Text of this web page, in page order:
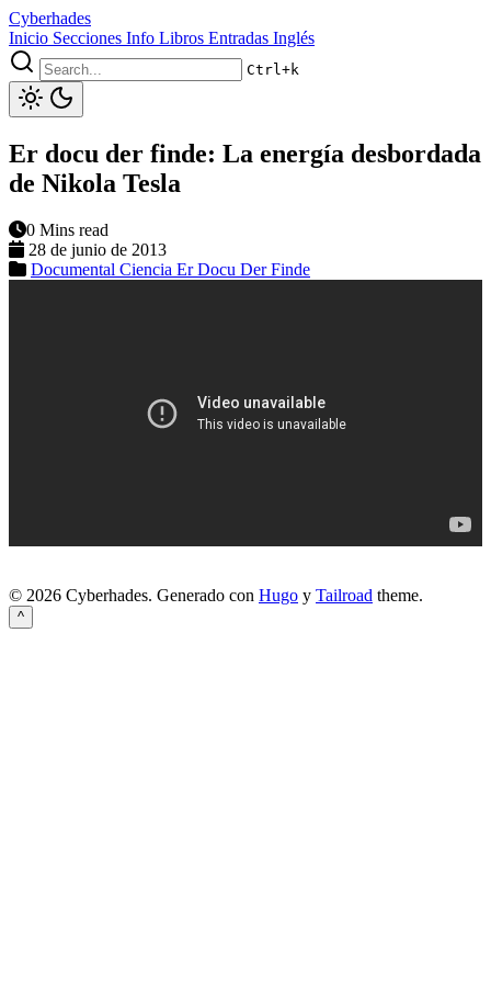
Cyberhades
Inicio Secciones Info Libros Entradas Inglés
Ctrl+k
Er docu der finde: La energía desbordada
de Nikola Tesla
0 Mins read
28 de junio de 2013
Documental Ciencia Er Docu Der Finde
© 2026 Cyberhades. Generado con Hugo y Tailroad theme.
^